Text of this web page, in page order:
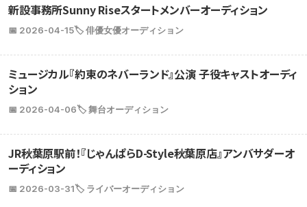
新設事務所Sunny Riseスタートメンバーオーディション
📅 2026-04-15🏷️ 俳優女優オーディション
ミュージカル『約束のネバーランド』公演 子役キャストオーディ
ション
📅 2026-04-06🏷️ 舞台オーディション
JR秋葉原駅前！『じゃんぱらD-Style秋葉原店』アンバサダーオ
ーディション
📅 2026-03-31🏷️ ライバーオーディション